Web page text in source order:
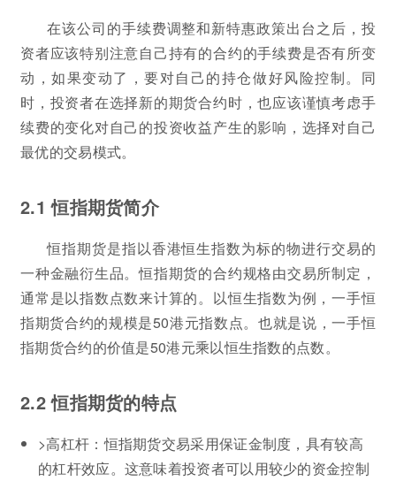
在该公司的手续费调整和新特惠政策出台之后，投
资者应该特别注意自己持有的合约的手续费是否有所变
动，如果变动了，要对自己的持仓做好风险控制。同
时，投资者在选择新的期货合约时，也应该谨慎考虑手
续费的变化对自己的投资收益产生的影响，选择对自己
最优的交易模式。
2.1 恒指期货简介
恒指期货是指以香港恒生指数为标的物进行交易的
一种金融衍生品。恒指期货的合约规格由交易所制定，
通常是以指数点数来计算的。以恒生指数为例，一手恒
指期货合约的规模是50港元指数点。也就是说，一手恒
指期货合约的价值是50港元乘以恒生指数的点数。
2.2 恒指期货的特点
>高杠杆：恒指期货交易采用保证金制度，具有较高
的杠杆效应。这意味着投资者可以用较少的资金控制